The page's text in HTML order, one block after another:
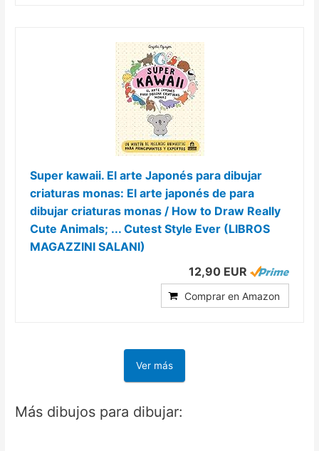
Super kawaii. El arte Japonés para dibujar
criaturas monas: El arte japonés de para
dibujar criaturas monas / How to Draw Really
Cute Animals; ... Cutest Style Ever (LIBROS
MAGAZZINI SALANI)
12,90 EUR
Comprar en Amazon
Ver más
Más dibujos para dibujar: